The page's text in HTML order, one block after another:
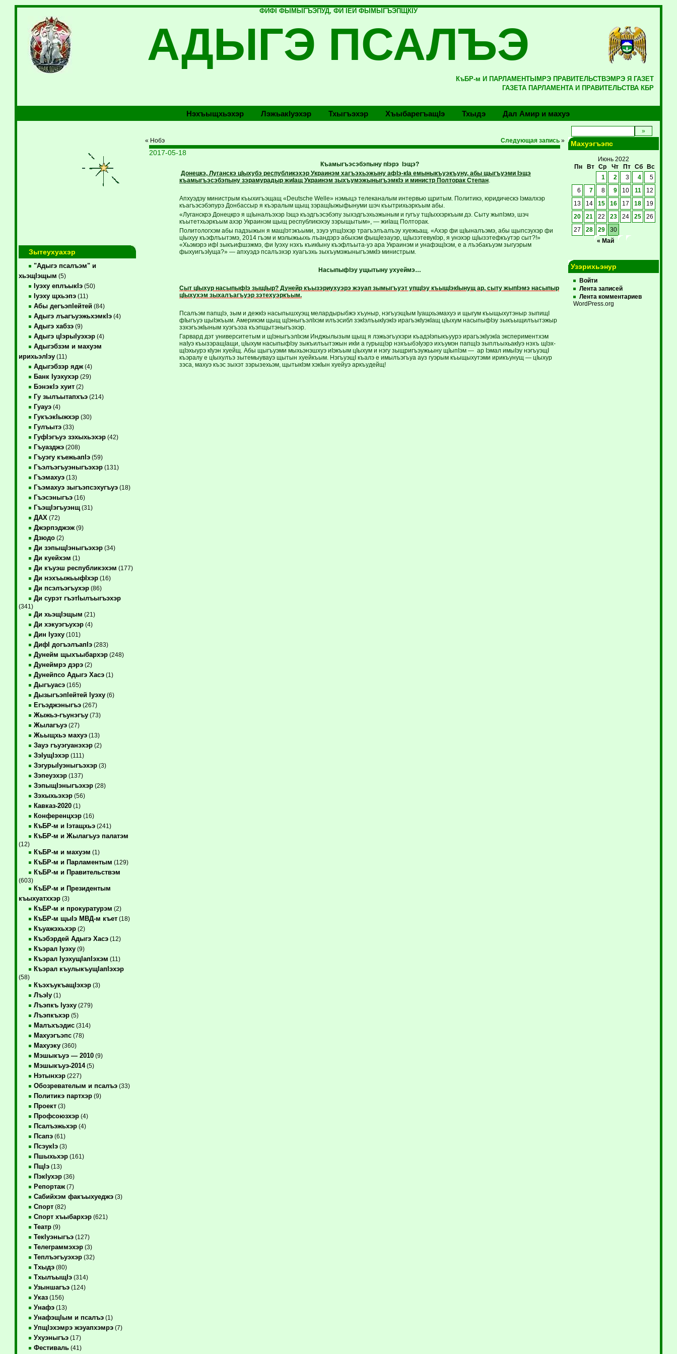
ФИФI ФЫМЫГЪЭПУД, ФИ IЕЙ ФЫМЫГЪЭПЩКIУ
АДЫГЭ ПСАЛЪЭ
КъБР-м И ПАРЛАМЕНТЫМРЭ ПРАВИТЕЛЬСТВЭМРЭ Я ГАЗЕТ
ГАЗЕТА ПАРЛАМЕНТА И ПРАВИТЕЛЬСТВА КБР
Нэхъыщхьэхэр Лэжьакlуэхэр Тхыгъэхэр Хъыбарегъащlэ Тхыдэ Дал Амир и махуэ
Зытеухуахэр
"Адыгэ псалъэм" и
хьэщIэщым (5)
Iуэху еплъыкIэ(50)
Iуэху щхьэпэ(11)
Абы дегъэпIейтей(84)
Адыгэ лъагъуэжьхэмкIэ(4)
Адыгэ хабзэ(9)
Адыгэ цIэрыIуэхэр(4)
Адыгэбзэм и махуэм
ирихьэлIэу(11)
Адыгэбзэр ядж(4)
Банк Iуэхухэр(29)
БэнэкIэ хуит(2)
Гу зылъытапхъэ(214)
Гуауэ(4)
ГукъэкIыжхэр(30)
Гулъытэ(33)
ГуфIэгъуэ зэхыхьэхэр(42)
Гъуазджэ(208)
Гъуэгу къежьапIэ(59)
Гъэлъэгъуэныгъэхэр(131)
Гъэмахуэ(13)
Гъэмахуэ зыгъэпсэхугъуэ(18)
Гъэсэныгъэ(16)
ГъэщIэгъуэнщ(31)
ДАХ (72)
Джэрпэджэж(9)
Дзюдо(2)
Ди зэпыщIэныгъэхэр(34)
Ди куейхэм (1)
Ди къуэш республикэхэм (177)
Ди нэхъыжьыфIхэр(16)
Ди псэлъэгъухэр(86)
Ди сурэт гъэтIылъыгъэхэр
(341)
Ди хьэщIэщым (21)
Ди хэкуэгъухэр(4)
Дин Iуэху(101)
ДифI догъэлъапIэ(283)
Дунейм щыхъыбархэр(248)
Дунеймрэ дэрэ(2)
Дунейпсо Адыгэ Хасэ(1)
Дыгъуасэ(165)
ДызыгъэпIейтей Iуэху(6)
Егъэджэныгъэ(267)
Жыжьэ-гъунэгъу(73)
Жылагъуэ(27)
Жьыщхьэ махуэ(13)
Зауэ гъуэгуанэхэр(2)
ЗэIущIэхэр(111)
ЗэгурыIуэныгъэхэр(3)
Зэпеуэхэр(137)
ЗэпыщIэныгъэхэр(28)
Зэхыхьэхэр(56)
Кавказ-2020(1)
Конференцхэр(16)
КъБР-м и Iэтащхьэ(241)
КъБР-м и Жылагъуэ палатэм
(12)
КъБР-м и махуэм (1)
КъБР-м и Парламентым (129)
КъБР-м и Правительствэм
(603)
КъБР-м и Президентым
къыхуатххэр(3)
КъБР-м и прокуратурэм (2)
КъБР-м щыIэ МВД-м къет(18)
Къуажэхьхэр(2)
Къэбэрдей Адыгэ Хасэ(12)
Къэрал Iуэху(9)
Къэрал IуэхущIапIэхэм (11)
Къэрал къулыкъущIапIэхэр
(58)
КъэхъукъащIэхэр(3)
ЛъэIу(1)
Лъэпкъ Iуэху(279)
Лъэпкъхэр(5)
Малъхъэдис(314)
Махуэгъэпс(78)
Махуэку(360)
Мэшыкъуэ — 2010(9)
Мэшыкъуэ-2014(5)
Нэтынхэр(227)
Обозревателым и псалъэ(33)
Политикэ партхэр(9)
Проект(3)
Профсоюзхэр(4)
Псалъэжьхэр(4)
Псапэ(61)
ПсэукIэ(3)
Пшыхьхэр(161)
ПщIэ(13)
ПэкIухэр(36)
Репортаж(7)
Сабийхэм факъыхуеджэ(3)
Спорт(82)
Спорт хъыбархэр(621)
Театр(9)
ТекIуэныгъэ(127)
Телеграммэхэр(3)
Теплъэгъуэхэр(32)
Тхыдэ(80)
ТхылъыщIэ(314)
Узыншагъэ(124)
Указ(156)
Унафэ(13)
УнафэщIым и псалъэ(1)
УпщIэхэмрэ жэуапхэмрэ(7)
Ухуэныгъэ(17)
Фестиваль(41)
« Нобэ Следующая запись»
2017-05-18
Къамыгъэсэбэпыну пIэрэ Iэщэ?
Донецкэ, Луганскэ цIыхубэ республикэхэр Украинэм хагъэхьэжыну афIэ-кIа емыныкъуэкъуну, абы щыгъуэми Iэщэ
къамыгъэсэбэпыну зэрамурадыр жиIащ Украинэм зыхъумэжыныгъэмкIэ и министр Полторак Степан.
Апхуэдэу министрым къыхигъэщащ «Deutsche Welle» нэмыцэ телеканалым интервью щритым. Политикэ, юридическэ Iэмалхэр
къагъэсэбэпурэ Донбассыр я къэралым щыщ зэращIыжыфынуми шэч къытрихьэркъым абы.
«Луганскрэ Донецкрэ я щIыналъэхэр Iэщэ къэдгъэсэбэпу зыхэдгъэхьэжыным и гугъу тщIыххэркъым дэ. Сыту жыпIэмэ, шэч
къытетхьэркъым ахэр Украинэм щыщ республикэхэу зэрыщытым», — жиIащ Полторак.
Политологхэм абы падзыжын я мащIэтэкъыми, зэуэ упщIэхэр трагъэлъалъэу хуежьащ. «Ахэр фи щIыналъэмэ, абы щыпсэухэр фи
цIыхуу къэфлъытэмэ, 2014 гъэм и мэлыжьыхь лъандэрэ абыхэм фыщIезауэр, щIызэтевукIэр, я унэхэр щIызэтефкъутэр сыт?!»
«Хьэмэрэ ифI зыкъифшэжмэ, фи Iуэху нэхъ къикIыну къэфлъыта-уэ ара Украинэм и унафэщIхэм, е а лъэбакъуэм зыгуэрым
фыхуигъэIуща?» — апхуэдэ псалъэхэр хуагъэхь зыхъумэжыныгъэмкIэ министрым.
НасыпыфIэу ущытыну ухуеймэ…
Сыт цIыхур насыпыфIэ зыщIыр? Дунейр къызэриухуэрэ жэуап зымыгъуэт упщIэу къыщIэкIынущ ар, сыту жыпIэмэ насыпыр
цIыхухэм зыхалъагъуэр зэтехуэркъым.
Псалъэм папщIэ, зым и дежкIэ насыпышхуэщ мелардырыбжэ хъуныр, нэгъуэщIым Iуащхьэмахуэ и щыгум къыщыхутэныр зыпищI
фIыгъуэ щыIэкъым. Америкэм щыщ щIэныгъэлIхэм илъэсибл зэкIэлъыкIуэкIэ ирагъэкIуэкIащ цIыхум насыпыфIэу зыкъыщилъытэжыр
зэхэгъэкIыным хуэгъэза къэпщытэныгъэхэр.
Гарвард дэт университетым и щIэныгъэлIхэм Инджылызым щыщ я лэжьэгъухэри къадэIэпыкъуурэ ирагъэкIуэкIа экспериментхэм
наIуэ къызэращIащи, цIыхум насыпыфIэу зыкъилъытэжын икIи а гурыщIэр нэхъыбэIуэрэ ихъумэн папщIэ зыплъыхьакIуэ нэхъ щIэх-
щIэхыурэ кIуэн хуейщ. Абы щыгъуэми мыхьэнэшхуэ иIэкъым цIыхум и нэгу зыщригъэужьыну щIыпIэм — ар Iэмал имыIэу нэгъуэщI
къэралу е цIыхулъэ зытемыувауэ щытын хуейкъым. НэгъуэщI къалэ е имылъэгъуа ауз гуэрым къыщыхутэми ирикъунущ — цIыхур
зэса, махуэ къэс зыхэт зэрызехьэм, щытыкIэм хэкIын хуейуэ аркъудейщ!
Махуэгъэпс
Июнь 2022
Пн
Вт Ср Чт Пт Сб
Вс
1
2 3 4 5
6 7 8 9 10 11 12
13 14 15 16 17 18 19
20 21 22 23 24 25 26
27 28 29
30
« Май
Узэрихьэнур
Войти
Лента записей
Лента комментариев
WordPress.org